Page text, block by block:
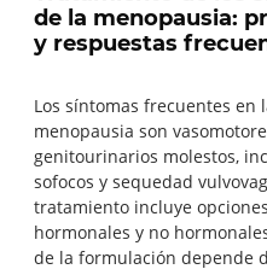
de la menopausia:
y respuestas
Los síntomas frecuentes en
menopausia son
genitourinarios molestos,
sofocos y sequedad
tratamiento incluye opciones
hormonales y no
de la formulación depende